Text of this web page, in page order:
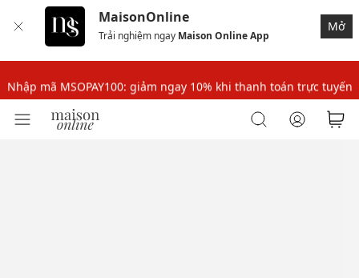
MaisonOnline
Trải nghiệm ngay Maison Online App
Mở
Nhập mã MSOPAY100: giảm ngay 10% khi thanh toán trực tuyến
Nhập mã: MSOXINCHAO - Giảm 10% đơn đầu cho thành viên mới!
Nhập mã MSOPAY100: giảm ngay 10% khi thanh toán trực tuyến
Nhập mã: MSOXINCHAO - Giảm 10% đơn đầu cho thành viên mới!